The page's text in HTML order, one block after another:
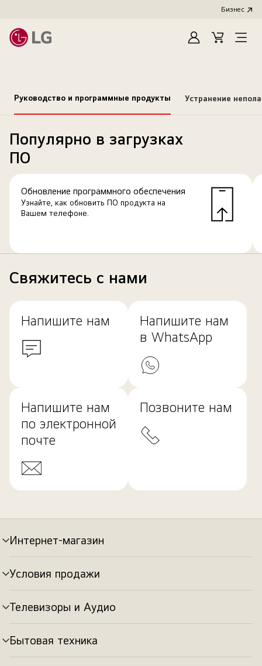
Бизнес
Cart
Open
Руководство и программные продукты Устранение
Популярно в загрузках
ПО
Обновление программного обеспечения
Узнайте, как обновить ПО продукта на
Вашем телефоне.
Свяжитесь с нами
Напишите нам
Напишите нам
в WhatsApp
Напишите нам
по электронной
почте
Позвоните нам
Интернет-магазин
Переключатель
меню
Условия продажи
Переключатель
меню
Телевизоры и Аудио
Переключатель
меню
Бытовая техника
Переключатель
меню